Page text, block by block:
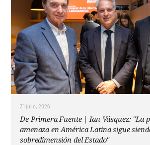
31 julio, 2026
De Primera Fuente | Ian Vásquez: "La
amenaza en América Latina sigue
sobredimensión del Estado"